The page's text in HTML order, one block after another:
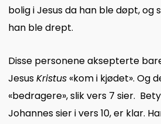
bolig i Jesus da han ble døpt, og
han ble drept.
Disse personene aksepterte
JesusKristus«kom i kjødet». Og
«bedragere», slik vers 7 sier.
Johannes sier i vers 10, er klar.